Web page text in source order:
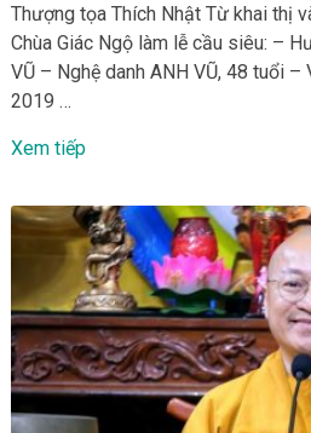
Thượng tọa Thích Nhật Từ khai thị
Chùa Giác Ngộ làm lễ cầu siêu: –
VŨ – Nghệ danh ANH VŨ, 48 tuổi –
2019 …
Xem tiếp